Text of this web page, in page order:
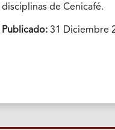
disciplinas de Cenicafé.
Publicado: 31 Diciembre